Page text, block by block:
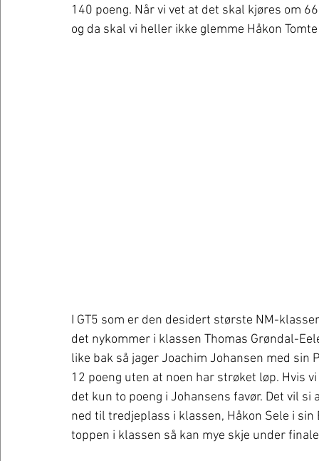
140 poeng. Når vi vet at det skal kjøres om
og da skal vi heller ikke glemme Håkon
I GT5 som er den desidert største NM-
det nykommer i klassen Thomas Grøndal-
like bak så jager Joachim Johansen med
12 poeng uten at noen har strøket løp. Hvis
det kun to poeng i Johansens favør. Det vil
ned til tredjeplass i klassen, Håkon Sele i
toppen i klassen så kan mye skje under